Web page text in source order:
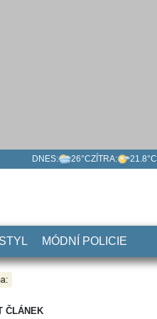
DNES: 26°CZÍTRA: 21.8°C
MÓDNÍ POLICIE
ČLÁNEK